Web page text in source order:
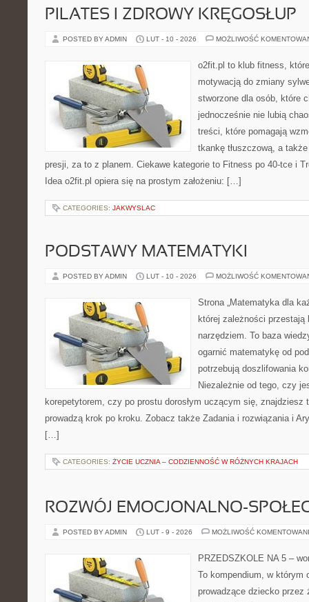
PILATES I ZDROWY KRĘGOSŁUP
POSTED BY ADMIN LUT - 10 - 2026 MOŻLIWOŚĆ
o2fit.pl to klub fitness,
motywacją do zmiany
stworzone dla osób, które
jednocześnie nie lubią
treści, które pomagają
tkankę tłuszczową, a
presji, za to z planem. Ciekawe kategorie to Fitness po 40-tce i
Idea o2fit.pl opiera się na prostym założeniu: […]
CATEGORIES: JAKWYSLAC
PODSTAWY MATEMATYKI
POSTED BY ADMIN LUT - 10 - 2026 MOŻLIWOŚĆ
Strona „Matematyka dla
której zależności
narzędziem. To baza
ogarnić matematykę od
potrzebują doszlifowania
Niezależnie od tego, czy
korepetytorem, czy po prostu dorosłym uczącym się, znajdziesz
prowadzą krok po kroku. Zobacz także Zadania i rozwiązania i
[…]
CATEGORIES: ŻYCIE UCZNIA – CODZIENNOŚĆ W RÓŻNYCH KRAJACH
ROZWÓJ EMOCJONALNO-
POSTED BY ADMIN LUT - 9 - 2026 MOŻLIWOŚĆ
PRZEDSZKOLE NA 5 –
To kompendium, w którym
prowadzące dziecko przez